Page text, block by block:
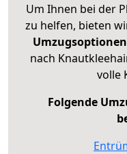
Um Ihnen bei der
zu helfen, bieten
Umzugsoptionen
nach
volle
Folgende